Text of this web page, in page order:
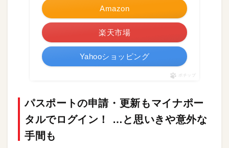
Amazon
楽天市場
Yahooショッピング
ポチップ
パスポートの申請・更新もマイナポー
タルでログイン！ …と思いきや意外な
手間も